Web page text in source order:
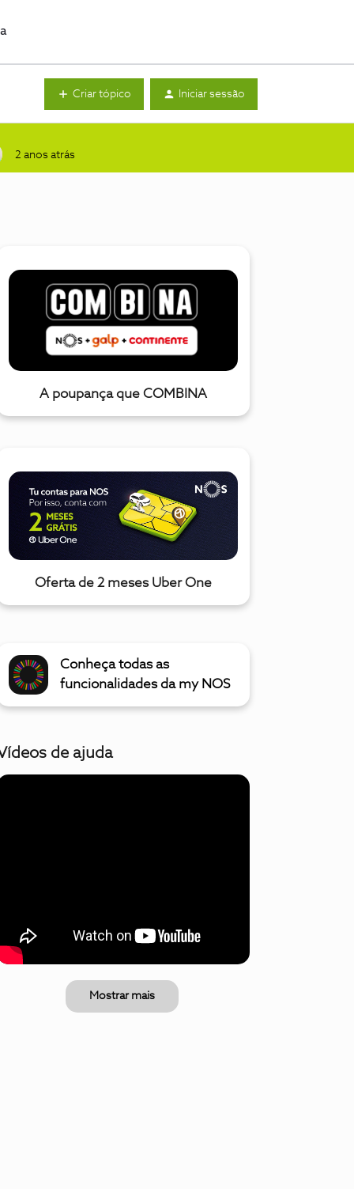
Criar tópico Iniciar sessão
2 anos atrás
A poupança que COMBINA
Oferta de 2 meses Uber One
Conheça todas as
funcionalidades da my NOS
de ajuda
Mostrar mais